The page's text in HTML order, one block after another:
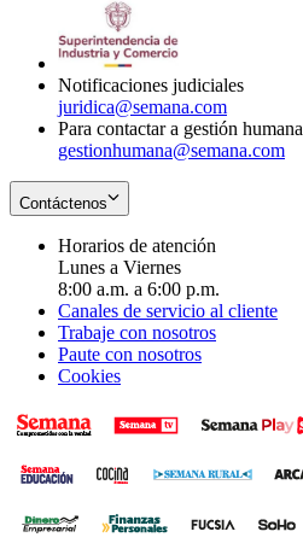
Notificaciones judiciales
juridica@semana.com
Para contactar a gestión humana
gestionhumana@semana.com
Contáctenos
Horarios de atención
Lunes a Viernes
8:00 a.m. a 6:00 p.m.
Canales de servicio al cliente
Trabaje con nosotros
Paute con nosotros
Cookies